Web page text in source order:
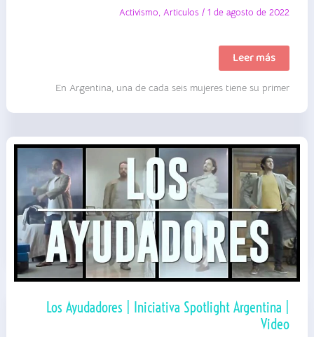
Activismo,Articulos /1 de agosto de 2022
Jóvenes
que
|
|
Leer más
En Argentina, una de cada seis mujeres tiene su primer
Los Ayudadores | Iniciativa Spotlight Argentina |
Video